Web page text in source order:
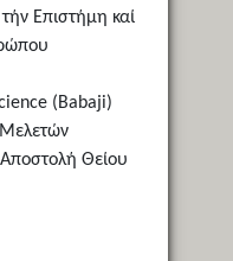
Επιστήμη καί
(Babaji)
Θείου